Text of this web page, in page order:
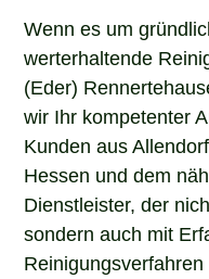
Wenn es um
werterhaltende
(Eder)
wir Ihr kompetenter
Kunden aus
Hessen und dem
Dienstleister, der
sondern auch mit